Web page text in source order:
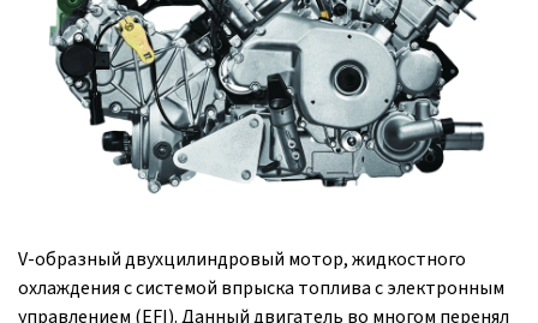
V-образный двухцилиндровый мотор, жидкостного
охлаждения с системой впрыска топлива с электронным
управлением (EFI). Данный двигатель во многом перенял